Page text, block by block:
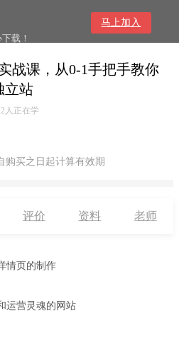
载！
马上加入
战课，从0-1手把手教你
立站
人正在学
购买之日起计算有效期
评价 资料 老师
情页的制作
运营灵魂的网站